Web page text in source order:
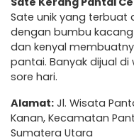
Sate unik yang terbuat
dengan bumbu
dan kenyal
pantai. Banyak dijual
sore hari.
Alamat: Jl. Wisata
Kanan, Kecamatan
Sumatera Utara